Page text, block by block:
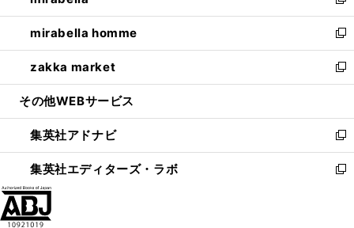
開
く
ウ
で
開
く
ン
ド
ウ
で
開
ウ
ィ
ン
ド
ウ
開
く
し
い
ウ
ィ
ン
ウ
で
開
く
mirabella homme
新
し
い
ウ
ン
ド
ウ
で
zakka market
新
し
ウ
ィ
ン
ド
その他WEBサービス
集英社アドナビ
新
し
い
集英社エディターズ・ラボ
新